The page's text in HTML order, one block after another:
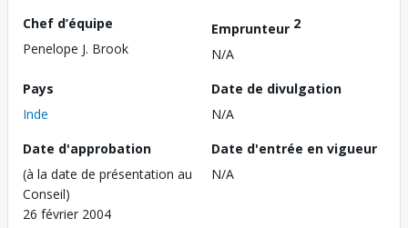
Chef d’équipe
Penelope J. Brook
Emprunteur 2
N/A
Pays
Inde
Date de divulgation
N/A
Date d'approbation
(à la date de présentation au
Conseil)
26 février 2004
Date d'entrée en vigueur
N/A